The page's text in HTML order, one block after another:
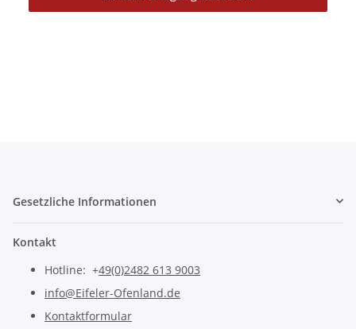
Gesetzliche Informationen
Kontakt
Hotline: +49(0)2482 613 9003
info@Eifeler-Ofenland.de
Kontaktformular